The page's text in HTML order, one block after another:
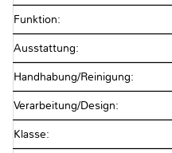
Funktion:
Ausstattung:
Handhabung/Reinigung:
Verarbeitung/Design:
Klasse: